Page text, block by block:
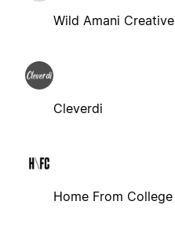
Wild Amani Creative
Cleverdi
Home From College